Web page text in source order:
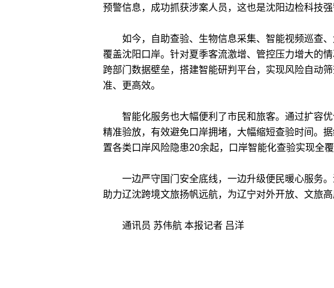
预警信息，成功抓获涉案人员，这也是沈阳边检科技强
如今，自助查验、生物信息采集、智能视频巡查、
覆盖沈阳口岸。针对夏季客流激增、管控压力增大的
跨部门数据壁垒，搭建智能研判平台，实现风险自动
准、更高效。
智能化服务也大幅便利了市民和旅客。通过扩容优
精准验放，有效避免口岸拥堵，大幅缩短查验时间。
置各类口岸风险隐患20余起，口岸智能化查验实现全
一边严守国门安全底线，一边升级便民暖心服务。
助力辽沈跨境文旅扬帆远航，为辽宁对外开放、文旅
通讯员 苏伟航 本报记者 吕洋